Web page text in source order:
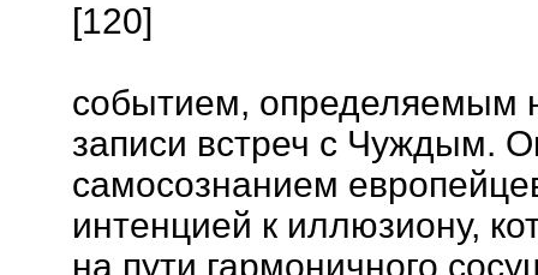
[120]
событием,
записи встреч с Чуждым.
самосознанием
интенцией к иллюзиону,
на пути гармоничного